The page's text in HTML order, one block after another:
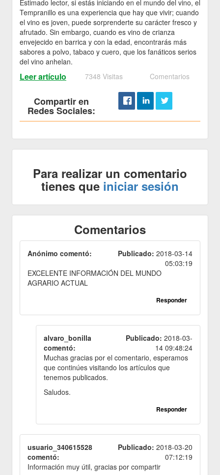
Estimado lector, si estás iniciando en el mundo del vino, el
Tempranillo es una experiencia que hay que vivir; cuando
el vino es joven, puede sorprenderte su carácter fresco y
afrutado. Sin embargo, cuando es vino de crianza
envejecido en barrica y con la edad, encontrarás más
sabores a polvo, tabaco y cuero, que los fanáticos serios
del vino anhelan.
Leer artículo 7348 Visitas Comentarios
Compartir en
Redes Sociales:
Para realizar un comentario
tienes que iniciar sesión
Comentarios
Anónimo comentó: Publicado: 2018-03-14
05:03:19
EXCELENTE INFORMACIÓN DEL MUNDO
AGRARIO ACTUAL
Responder
alvaro_bonilla
comentó:
Publicado: 2018-03-
14 09:48:24
Muchas gracias por el comentario, esperamos
que continúes visitando los artículos que
tenemos publicados.
Saludos.
Responder
usuario_340615528
comentó:
Publicado: 2018-03-20
07:12:19
Información muy útil, gracias por compartir